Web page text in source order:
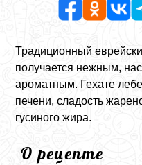
Традиционный
получается нежным,
ароматным. Гехате
печени, сладость
гусиного жира.
О рецепте